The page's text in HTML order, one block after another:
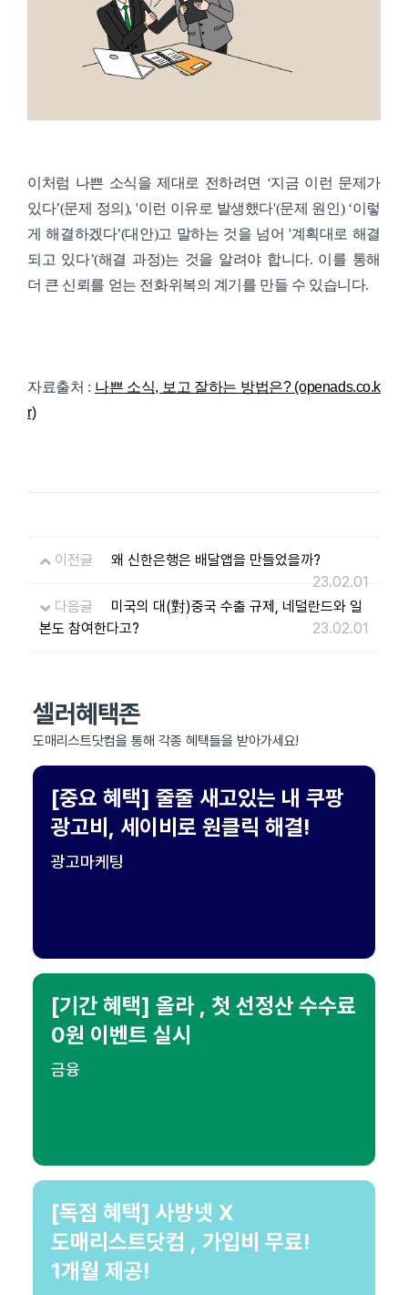
이처럼 나쁜 소식을 제대로 전하려면 ‘지금 이런 문제가
있다’(문제 정의), '이런 이유로 발생했다'(문제 원인) ‘이렇
게 해결하겠다’(대안)고 말하는 것을 넘어 '계획대로 해결
되고 있다’(해결 과정)는 것을 알려야 합니다. 이를 통해
더 큰 신뢰를 얻는 전화위복의 계기를 만들 수 있습니다.
자료출처 : 나쁜 소식, 보고 잘하는 방법은? (openads.co.k
r)
이전글
왜 신한은행은 배달앱을 만들었을까?
23.02.01
다음글
미국의 대(對)중국 수출 규제, 네덜란드와 일
본도 참여한다고?
23.02.01
셀러혜택존
도매리스트닷컴을 통해 각종 혜택들을 받아가세요!
[중요 혜택] 줄줄 새고있는 내 쿠팡
광고비, 세이비로 원클릭 해결!
광고마케팅
[기간 혜택] 올라 , 첫 선정산 수수료
0원 이벤트 실시
금융
[독점 혜택] 사방넷 X
도매리스트닷컴 , 가입비 무료!
1개월 제공!